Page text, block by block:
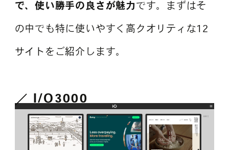
で、使い勝手の良さが魅力 です。まずはそ
の中でも特に使いやすく高クオリティな12
サイトをご紹介します。
I/O3000